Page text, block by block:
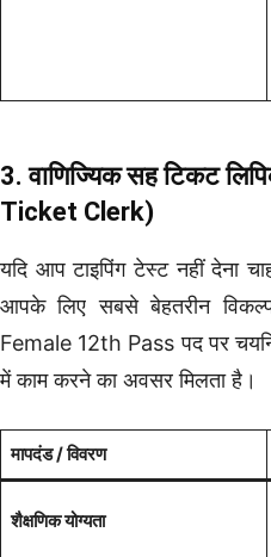
3. वाणिज्यिक सह टिकट
Ticket Clerk)
यदि आप टाइपिंग टेस्ट नहीं देना
आपके लिए सबसे बेहतरीन
Female 12th Pass पद पर
में काम करने का अवसर मिलता है।
मापदंड / विवरण
शैक्षणिक योग्यता